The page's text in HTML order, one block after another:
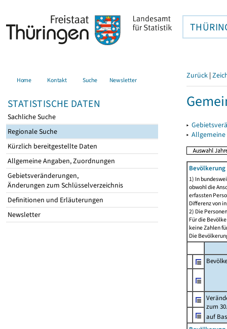
Home Kontakt Suche Newsletter
STATISTISCHE DATEN
Sachliche Suche
Regionale Suche
Kürzlich bereitgestellte Daten
Allgemeine Angaben, Zuordnungen
Gebietsveränderungen,
Änderungen zum Schlüsselverzeichnis
Definitionen und Erläuterungen
Newsletter
Zurück |
▸
▸
1) In
obwohl die
erfassten
Differenz von
2) Die
Für die
keine Zahlen
Die
zum
auf